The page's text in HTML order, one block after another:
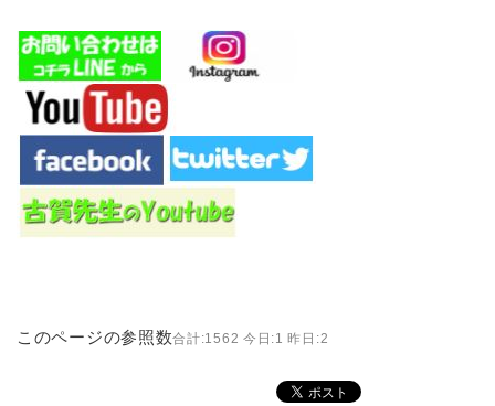
このページの参照数合計:1562 今日:1 昨日:2